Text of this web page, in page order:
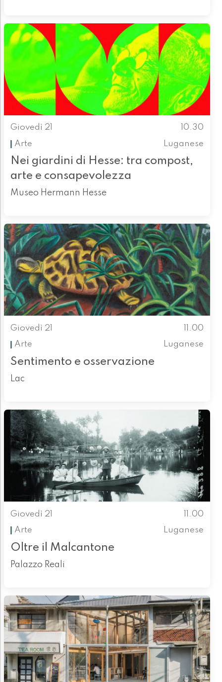
Giovedì 21
10.30
Arte
Luganese
Nei giardini di Hesse: tra compost,
arte e consapevolezza
Museo Hermann Hesse
Giovedì 21
11.00
Arte
Luganese
Sentimento e osservazione
Lac
Giovedì 21
11.00
Arte
Luganese
Oltre il Malcantone
Palazzo Reali